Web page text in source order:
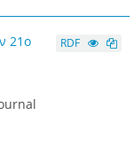
21ο RDF